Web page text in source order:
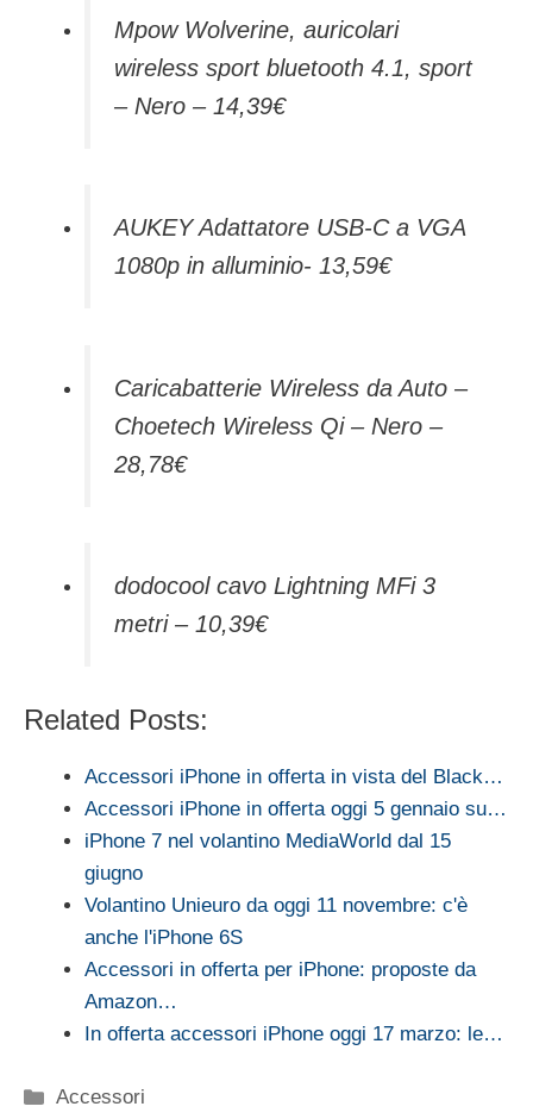
Mpow Wolverine, auricolari
wireless sport bluetooth 4.1, sport
– Nero – 14,39€
AUKEY Adattatore USB-C a VGA
1080p in alluminio- 13,59€
Caricabatterie Wireless da Auto –
Choetech Wireless Qi – Nero –
28,78€
dodocool cavo Lightning MFi 3
metri – 10,39€
Related Posts:
Accessori iPhone in offerta in vista del Black…
Accessori iPhone in offerta oggi 5 gennaio su…
iPhone 7 nel volantino MediaWorld dal 15
giugno
Volantino Unieuro da oggi 11 novembre: c'è
anche l'iPhone 6S
Accessori in offerta per iPhone: proposte da
Amazon…
In offerta accessori iPhone oggi 17 marzo: le…
Categorie
Accessori